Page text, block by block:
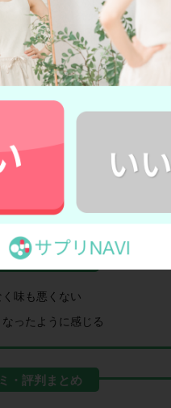
性 | 41歳★★☆☆☆
減りません。
ットカフェ
茶の口コミ・評判まとめ
味も悪くない
ったように感じる